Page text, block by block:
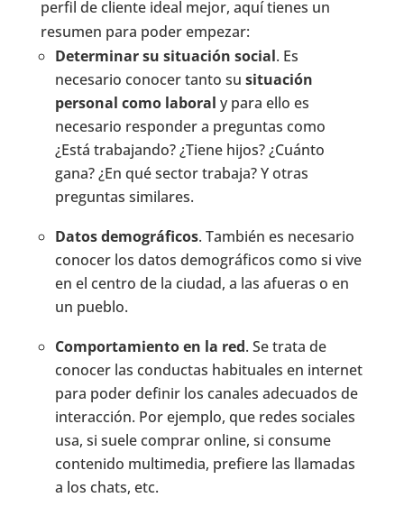
perfil de cliente ideal mejor, aquí tienes un
resumen para poder empezar:
Determinar su situación social. Es
necesario conocer tanto su situación
personal como laboral y para ello es
necesario responder a preguntas como
¿Está trabajando? ¿Tiene hijos? ¿Cuánto
gana? ¿En qué sector trabaja? Y otras
preguntas similares.
Datos demográficos. También es necesario
conocer los datos demográficos como si vive
en el centro de la ciudad, a las afueras o en
un pueblo.
Comportamiento en la red. Se trata de
conocer las conductas habituales en internet
para poder definir los canales adecuados de
interacción. Por ejemplo, que redes sociales
usa, si suele comprar online, si consume
contenido multimedia, prefiere las llamadas
a los chats, etc.